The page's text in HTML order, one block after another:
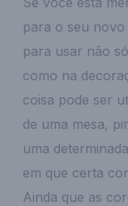
para o seu novo
para usar não
como na
coisa pode ser
de uma mesa,
uma
em que certa
Ainda que as